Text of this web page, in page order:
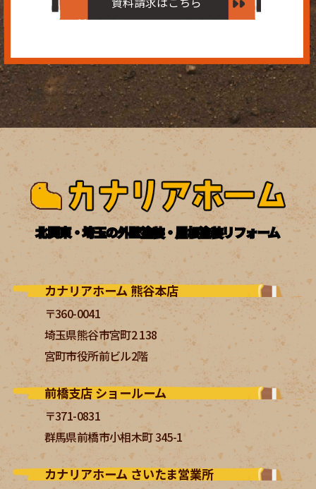
北関東・埼玉の外壁塗装・屋根塗装リフォーム
カナリアホーム 熊谷本店
〒360-0041
埼玉県熊谷市宮町2 138
宮町市役所前ビル2階
前橋支店 ショールーム
〒371-0831
群馬県前橋市小相木町 345-1
カナリアホーム さいたま営業所